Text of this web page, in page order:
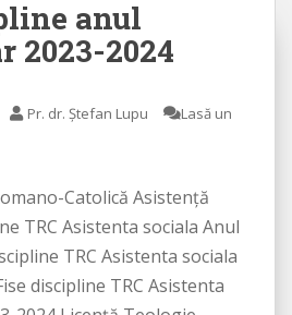
anul
2023-2024
Pr. dr. Ștefan Lupu
Lasă un
Catolică Asistenţă
TRC Asistenta sociala Anul
TRC Asistenta sociala
discipline TRC Asistenta